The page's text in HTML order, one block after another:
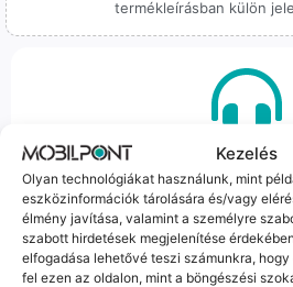
Kezelés
Olyan technológiákat használunk, mint
eszközinformációk tárolására és/vagy
élmény javítása, valamint a személyre
szabott hirdetések megjelenítése
elfogadása lehetővé teszi számunkra,
fel ezen az oldalon, mint a böngészési
termékleírásban külön
100%
Sok éve a szegedi piac
Nem egy arctalan webshop
ember veszi fel a telefont, és
minket